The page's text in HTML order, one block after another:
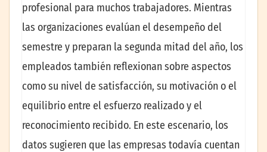
profesional para muchos trabajadores. Mientras
las organizaciones evalúan el desempeño del
semestre y preparan la segunda mitad del año, los
empleados también reflexionan sobre aspectos
como su nivel de satisfacción, su motivación o el
equilibrio entre el esfuerzo realizado y el
reconocimiento recibido. En este escenario, los
datos sugieren que las empresas todavía cuentan